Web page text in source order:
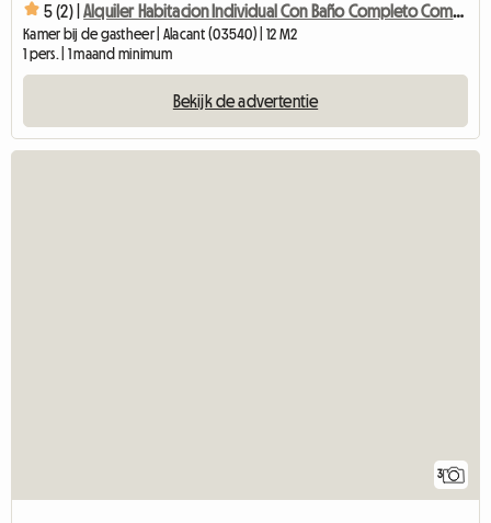
5 (2) | Alquiler Habitacion Individual Con Baño Completo Compartido
Kamer bij de gastheer | Alacant (03540) | 12 M2
1 pers. | 1 maand minimum
Bekijk de advertentie
3